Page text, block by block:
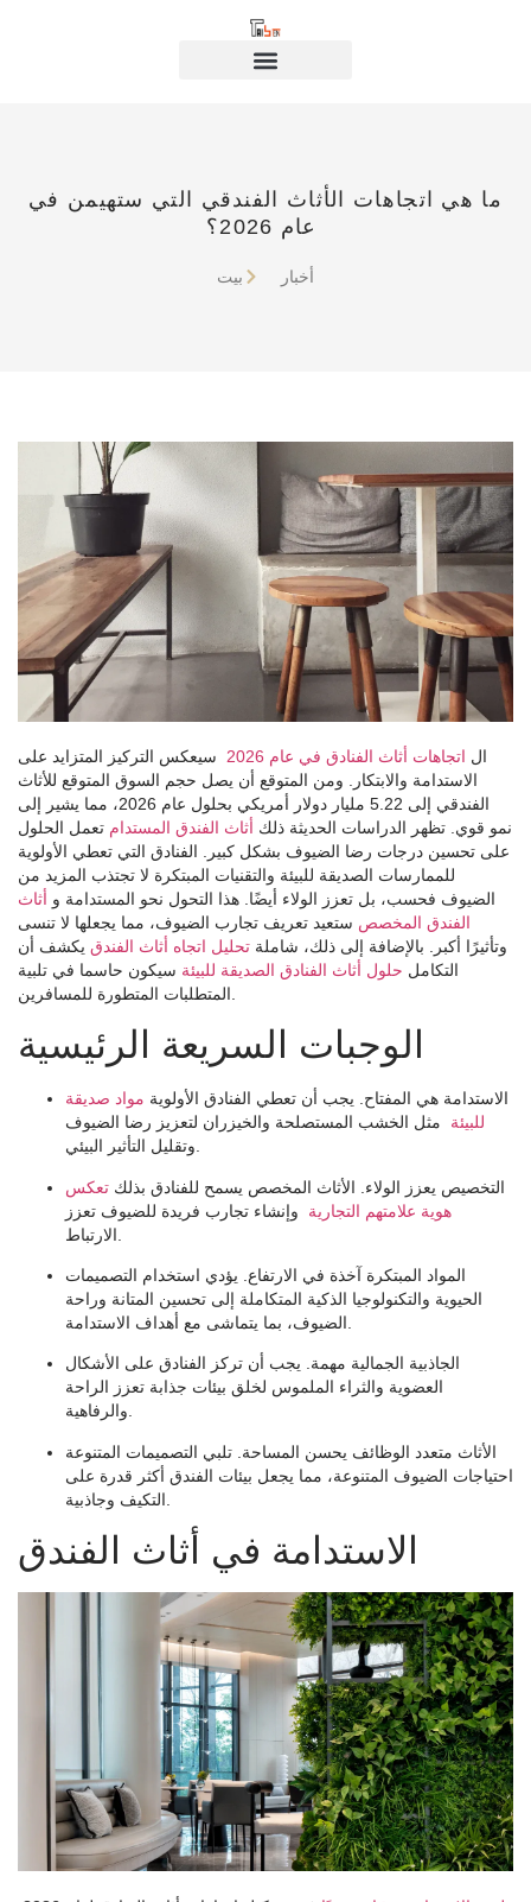
ما هي اتجاهات الأثاث الفندقي التي ستهيمن في
بيت أخبار
ال اتجاهات أثاث الفنادق في عام 2026
سيعكس التركيز المتزايد على
الاستدامة والابتكار. ومن المتوقع أن يصل حجم السوق المتوقع للأثاث
الفندقي إلى 5.22 مليار دولار أمريكي بحلول عام 2026، مما يشير إلى
نمو قوي. تظهر الدراسات الحديثة ذلك أثاث الفندق المستدام تعمل الحلول
على تحسين درجات رضا الضيوف بشكل كبير. الفنادق التي تعطي الأولوية
للممارسات الصديقة للبيئة والتقنيات المبتكرة لا تجتذب المزيد من
الضيوف فحسب، بل تعزز الولاء أيضًا. هذا التحول نحو المستدامة و أثاث
الفندق المخصص ستعيد تعريف تجارب الضيوف، مما يجعلها لا تنسى
وتأثيرًا أكبر. بالإضافة إلى ذلك، شاملة تحليل اتجاه أثاث الفندق يكشف أن
التكامل حلول أثاث الفنادق الصديقة للبيئة سيكون حاسما في تلبية
الوجبات السريعة الرئيسية
الاستدامة هي المفتاح. يجب أن تعطي الفنادق الأولوية مواد صديقة
للبيئة
مثل الخشب المستصلحة والخيزران لتعزيز رضا الضيوف
وتقليل التأثير البيئي.
التخصيص يعزز الولاء. الأثاث المخصص يسمح للفنادق بذلك تعكس
هوية علامتهم التجارية
وإنشاء تجارب فريدة للضيوف تعزز
المواد المبتكرة آخذة في الارتفاع. يؤدي استخدام التصميمات
الحيوية والتكنولوجيا الذكية المتكاملة إلى تحسين المتانة وراحة
الجاذبية الجمالية مهمة. يجب أن تركز الفنادق على الأشكال
العضوية والثراء الملموس لخلق بيئات جذابة تعزز الراحة
والرفاهية.
الأثاث متعدد الوظائف يحسن المساحة. تلبي التصميمات المتنوعة
احتياجات الضيوف المتنوعة، مما يجعل بيئات الفندق أكثر قدرة على
الاستدامة في أثاث الفندق